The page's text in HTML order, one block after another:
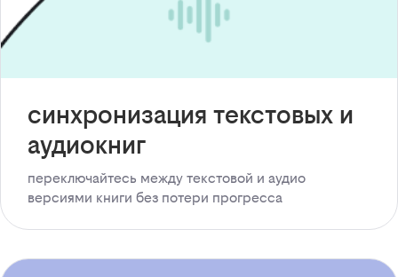
синхронизация текстовых и
аудиокниг
переключайтесь между текстовой и аудио
версиями книги без потери прогресса